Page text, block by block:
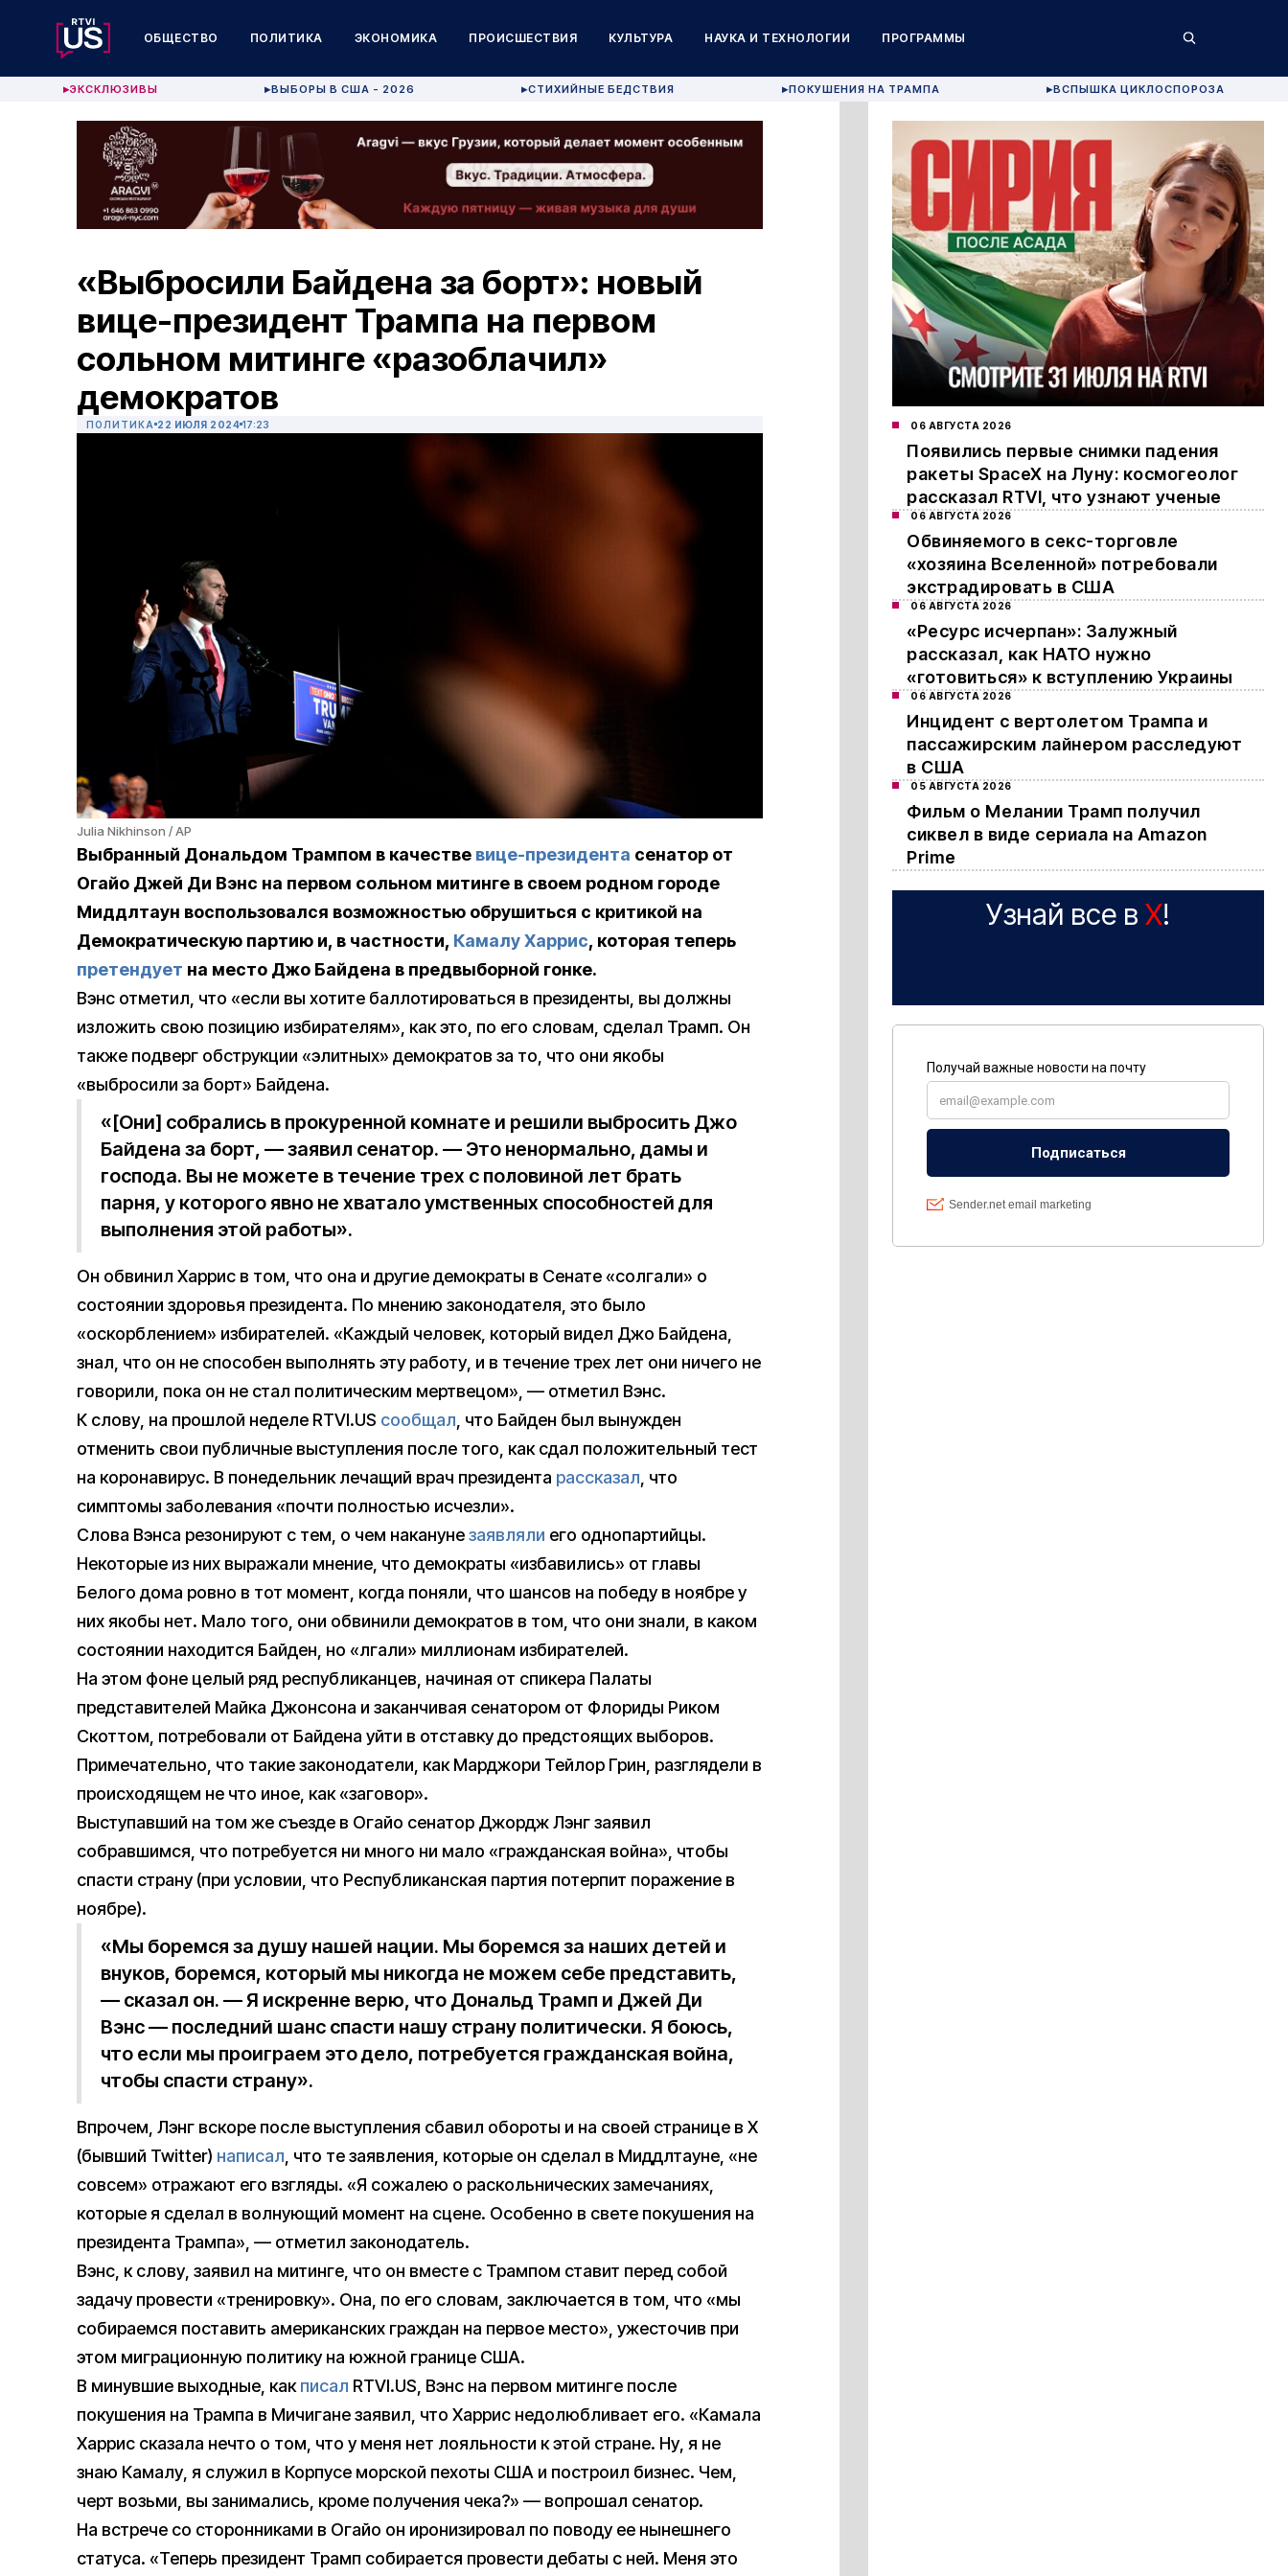
ОБЩЕСТВО ПОЛИТИКА ЭКОНОМИКА ПРОИСШЕСТВИЯ КУЛЬТУРА НАУКА И ТЕХНОЛОГИИ ПРОГРАММЫ
▶ЭКСКЛЮЗИВЫ ▶ВЫБОРЫ В США - 2026 ▶СТИХИЙНЫЕ БЕДСТВИЯ ▶ПОКУШЕНИЯ НА ТРАМПА ▶ВСПЫШКА ЦИКЛОСПОРОЗА
«Выбросили Байдена за борт»: новый
вице-президент Трампа на первом
сольном митинге «разоблачил»
демократов
ПОЛИТИКА 22 ИЮЛЯ 2024 17:23
Julia Nikhinson / AP
Выбранный Дональдом Трампом в качестве вице-президента сенатор от
Огайо Джей Ди Вэнс на первом сольном митинге в своем родном городе
Миддлтаун воспользовался возможностью обрушиться с критикой на
Демократическую партию и, в частности, Камалу Харрис, которая теперь
претендует на место Джо Байдена в предвыборной гонке.
Вэнс отметил, что «если вы хотите баллотироваться в президенты, вы должны
изложить свою позицию избирателям», как это, по его словам, сделал Трамп. Он
также подверг обструкции «элитных» демократов за то, что они якобы
«выбросили за борт» Байдена.
«[Они] собрались в прокуренной комнате и решили выбросить Джо
Байдена за борт, — заявил сенатор. — Это ненормально, дамы и
господа. Вы не можете в течение трех с половиной лет брать
парня, у которого явно не хватало умственных способностей для
выполнения этой работы».
Он обвинил Харрис в том, что она и другие демократы в Сенате «солгали» о
состоянии здоровья президента. По мнению законодателя, это было
«оскорблением» избирателей. «Каждый человек, который видел Джо Байдена,
знал, что он не способен выполнять эту работу, и в течение трех лет они ничего не
говорили, пока он не стал политическим мертвецом», — отметил Вэнс.
К слову, на прошлой неделе RTVI.US сообщал, что Байден был вынужден
отменить свои публичные выступления после того, как сдал положительный тест
на коронавирус. В понедельник лечащий врач президента рассказал, что
симптомы заболевания «почти полностью исчезли».
Слова Вэнса резонируют с тем, о чем наканунезаявляли его однопартийцы.
Некоторые из них выражали мнение, что демократы «избавились» от главы
Белого дома ровно в тот момент, когда поняли, что шансов на победу в ноябре у
них якобы нет. Мало того, они обвинили демократов в том, что они знали, в каком
состоянии находится Байден, но «лгали» миллионам избирателей.
На этом фоне целый ряд республиканцев, начиная от спикера Палаты
представителей Майка Джонсона и заканчивая сенатором от Флориды Риком
Скоттом, потребовали от Байдена уйти в отставку до предстоящих выборов.
Примечательно, что такие законодатели, как Марджори Тейлор Грин, разглядели в
происходящем не что иное, как «заговор».
Выступавший на том же съезде в Огайо сенатор Джордж Лэнг заявил
собравшимся, что потребуется ни много ни мало «гражданская война», чтобы
спасти страну (при условии, что Республиканская партия потерпит поражение в
ноябре).
«Мы боремся за душу нашей нации. Мы боремся за наших детей и
внуков, боремся, который мы никогда не можем себе представить,
— сказал он. — Я искренне верю, что Дональд Трамп и Джей Ди
Вэнс — последний шанс спасти нашу страну политически. Я боюсь,
что если мы проиграем это дело, потребуется гражданская война,
чтобы спасти страну».
Впрочем, Лэнг вскоре после выступления сбавил обороты и на своей странице в X
(бывший Twitter) написал, что те заявления, которые он сделал в Миддлтауне, «не
совсем» отражают его взгляды. «Я сожалею о раскольнических замечаниях,
которые я сделал в волнующий момент на сцене. Особенно в свете покушения на
президента Трампа», — отметил законодатель.
Вэнс, к слову, заявил на митинге, что он вместе с Трампом ставит перед собой
задачу провести «тренировку». Она, по его словам, заключается в том, что «мы
собираемся поставить американских граждан на первое место», ужесточив при
этом миграционную политику на южной границе США.
В минувшие выходные, какписал RTVI.US, Вэнс на первом митинге после
покушения на Трампа в Мичигане заявил, что Харрис недолюбливает его. «Камала
Харрис сказала нечто о том, что у меня нет лояльности к этой стране. Ну, я не
знаю Камалу, я служил в Корпусе морской пехоты США и построил бизнес. Чем,
черт возьми, вы занимались, кроме получения чека?» — вопрошал сенатор.
На встрече со сторонниками в Огайо он иронизировал по поводу ее нынешнего
статуса. «Теперь президент Трамп собирается провести дебаты с ней. Меня это
06 АВГУСТА 2026
Появились первые снимки падения
ракеты SpaceX на Луну: космогеолог
рассказал RTVI, что узнают ученые
06 АВГУСТА 2026
Обвиняемого в секс-торговле
«хозяина Вселенной» потребовали
экстрадировать в США
06 АВГУСТА 2026
«Ресурс исчерпан»: Залужный
рассказал, как НАТО нужно
«готовиться» к вступлению Украины
06 АВГУСТА 2026
Инцидент с вертолетом Трампа и
пассажирским лайнером расследуют
в США
05 АВГУСТА 2026
Фильм о Мелании Трамп получил
сиквел в виде сериала на Amazon
Prime
Узнай все в X!